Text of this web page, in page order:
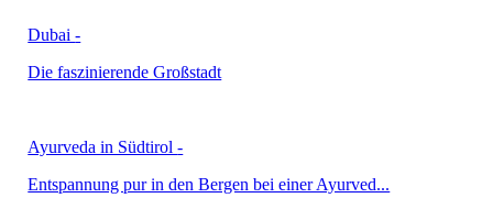
Dubai-
Die faszinierende Großstadt
Ayurveda in Südtirol-
Entspannung pur in den Bergen bei einer Ayurved...